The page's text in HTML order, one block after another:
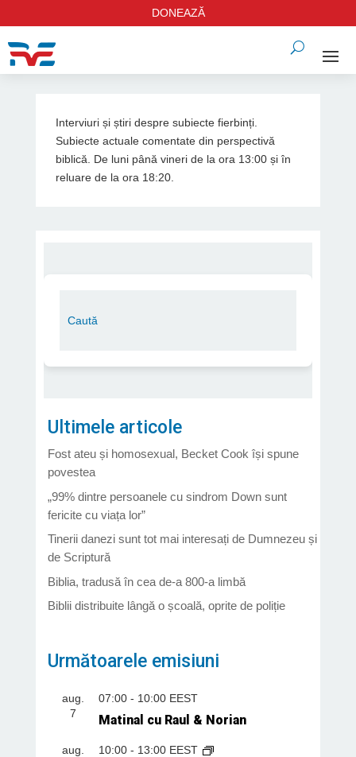
DONEAZĂ
Interviuri și știri despre subiecte fierbinți.
Subiecte actuale comentate din perspectivă
biblică. De luni până vineri de la ora 13:00 și în
reluare de la ora 18:20.
Ultimele articole
Fost ateu și homosexual, Becket Cook își spune
povestea
„99% dintre persoanele cu sindrom Down sunt
fericite cu viața lor”
Tinerii danezi sunt tot mai interesați de Dumnezeu și
de Scriptură
Biblia, tradusă în cea de-a 800-a limbă
Biblii distribuite lângă o școală, oprite de poliție
Următoarele emisiuni
aug.
7
07:00- 10:00 EEST
Matinal cu Raul & Norian
aug.
10:00- 13:00 EEST